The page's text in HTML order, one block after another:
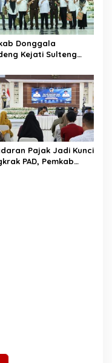
Donggala
Kejati Sulteng
Barang dan
Pajak Jadi Kunci
PAD, Pemkab